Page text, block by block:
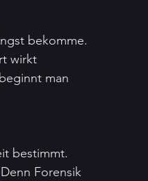
bekomme.
wirkt
man
bestimmt.
Forensik